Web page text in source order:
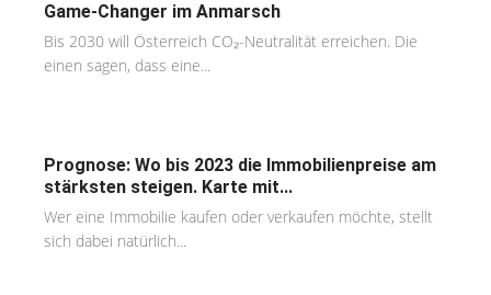
Game-Changer im Anmarsch
Bis 2030 will Österreich CO₂-Neutralität erreichen. Die
einen sagen, dass eine...
Prognose: Wo bis 2023 die Immobilienpreise am
stärksten steigen. Karte mit...
Wer eine Immobilie kaufen oder verkaufen möchte, stellt
sich dabei natürlich...